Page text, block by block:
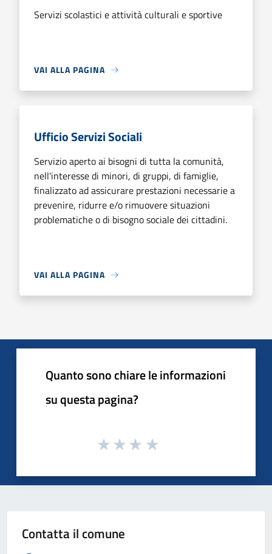
Servizi scolastici e attività culturali e sportive
VAI ALLA PAGINA
Ufficio Servizi Sociali
Servizio aperto ai bisogni di tutta la comunità,
nell'interesse di minori, di gruppi, di famiglie,
finalizzato ad assicurare prestazioni necessarie a
prevenire, ridurre e/o rimuovere situazioni
problematiche o di bisogno sociale dei cittadini.
VAI ALLA PAGINA
Quanto sono chiare le informazioni
su questa pagina?
Contatta il comune